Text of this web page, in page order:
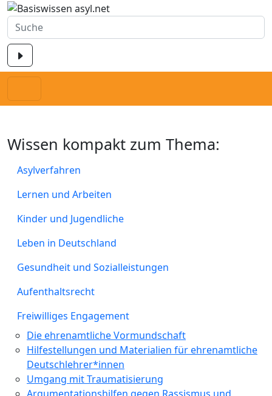
Wissen kompakt zum Thema:
Asylverfahren
Lernen und Arbeiten
Kinder und Jugendliche
Leben in Deutschland
Gesundheit und Sozialleistungen
Aufenthaltsrecht
Freiwilliges Engagement
Die ehrenamtliche Vormundschaft
Hilfestellungen und Materialien für ehrenamtliche
Deutschlehrer*innen
Umgang mit Traumatisierung